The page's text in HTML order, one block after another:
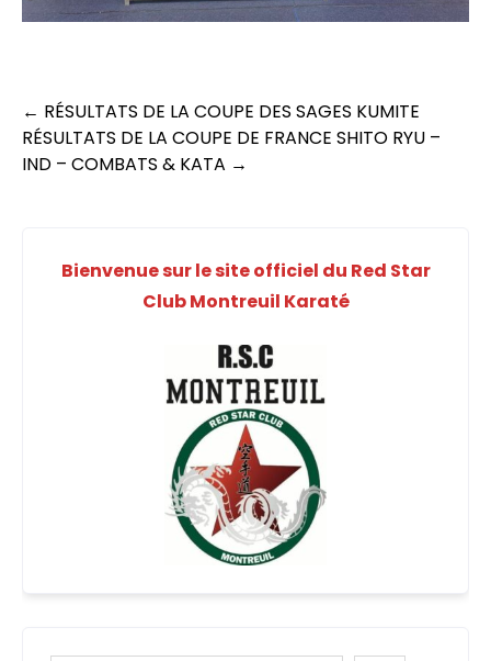
Post
navigation
← RÉSULTATS DE LA COUPE DES SAGES KUMITE
RÉSULTATS DE LA COUPE DE FRANCE SHITO RYU –
IND – COMBATS & KATA →
Bienvenue sur le site officiel du Red Star
Club Montreuil Karaté